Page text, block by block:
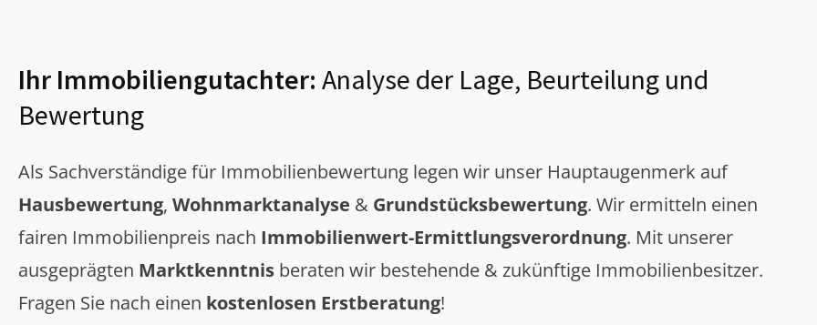
Ihr Immobiliengutachter: Analyse der Lage, Beurteilung und
Bewertung
Als Sachverständige für Immobilienbewertung legen wir unser Hauptaugenmerk auf
Hausbewertung, Wohnmarktanalyse & Grundstücksbewertung. Wir ermitteln einen
fairen Immobilienpreis nach Immobilienwert-Ermittlungsverordnung. Mit unserer
ausgeprägten Marktkenntnis beraten wir bestehende & zukünftige Immobilienbesitzer.
Fragen Sie nach einen kostenlosen Erstberatung!